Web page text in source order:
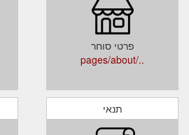
פרטי סוחר
../pages/about
תנאי